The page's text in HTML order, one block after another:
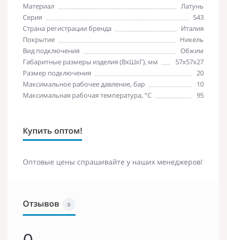
Материал
Латунь
Серия
543
Страна регистрации бренда
Италия
Покрытие
Никель
Вид подключения
Обжим
Габаритные размеры изделия (ВхШхГ), мм
57х57х27
Размер подключения
20
Максимальное рабочее давление, бар
10
Максимальная рабочая температура, °C
95
Купить оптом!
Оптовые цены спрашивайте у наших менеджеров!
Отзывов 0